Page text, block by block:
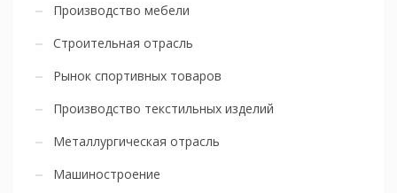
Производство мебели
Строительная отрасль
Рынок спортивных товаров
Производство текстильных изделий
Металлургическая отрасль
Машиностроение